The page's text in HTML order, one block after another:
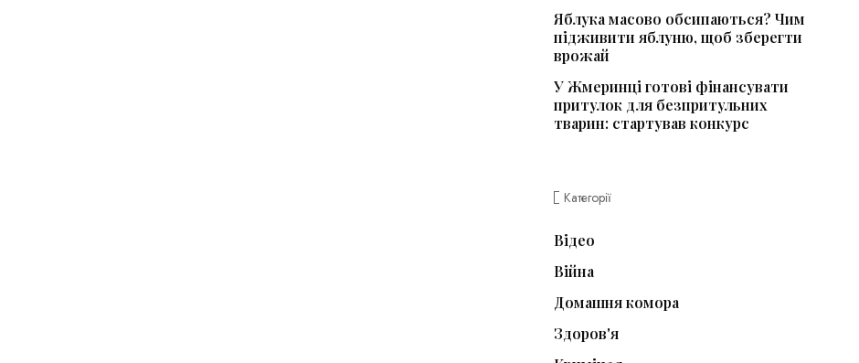
Яблука масово обсипаються? Чим
підживити яблуню, щоб зберегти
врожай
У Жмеринці готові фінансувати
притулок для безпритульних
тварин: стартував конкурс
Категорії
Відео
Війна
Домашня комора
Здоров'я